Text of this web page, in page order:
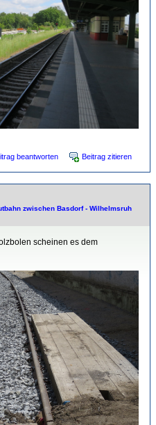
beantworten Beitrag zitieren
zwischen Basdorf - Wilhelmsruh
scheinen es dem